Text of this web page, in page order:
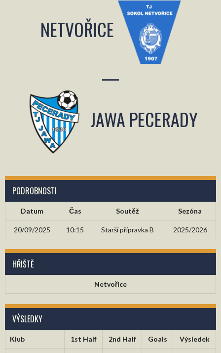
NETVOŘICE
—
JAWA PECERADY
PODROBNOSTI
Datum Čas Soutěž Sezóna
20/09/2025 10:15 Starší přípravka B 2025/2026
HŘIŠTĚ
Netvořice
VÝSLEDKY
Klub 1st Half 2nd Half Goals Výsledek